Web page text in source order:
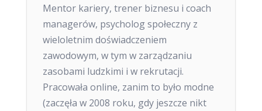
Mentor kariery, trener biznesu i coach
managerów, psycholog społeczny z
wieloletnim doświadczeniem
zawodowym, w tym w zarządzaniu
zasobami ludzkimi i w rekrutacji.
Pracowała online, zanim to było modne
(zaczęła w 2008 roku, gdy jeszcze nikt